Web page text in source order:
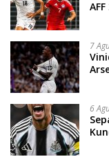
7
6